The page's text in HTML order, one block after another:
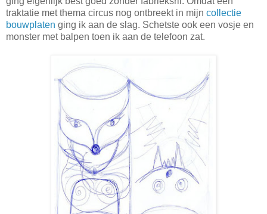
traktatie met thema circus nog ontbreekt in mijn collectie
bouwplaten ging ik aan de slag. Schetste ook een vosje en
monster met balpen toen ik aan de telefoon zat.